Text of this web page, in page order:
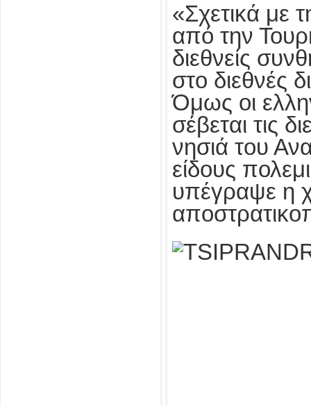
«Σχετικά με
από την
διεθνείς
στο διεθνές
Όμως οι
σέβεται τις
νησιά του
είδους
υπέγραψε η